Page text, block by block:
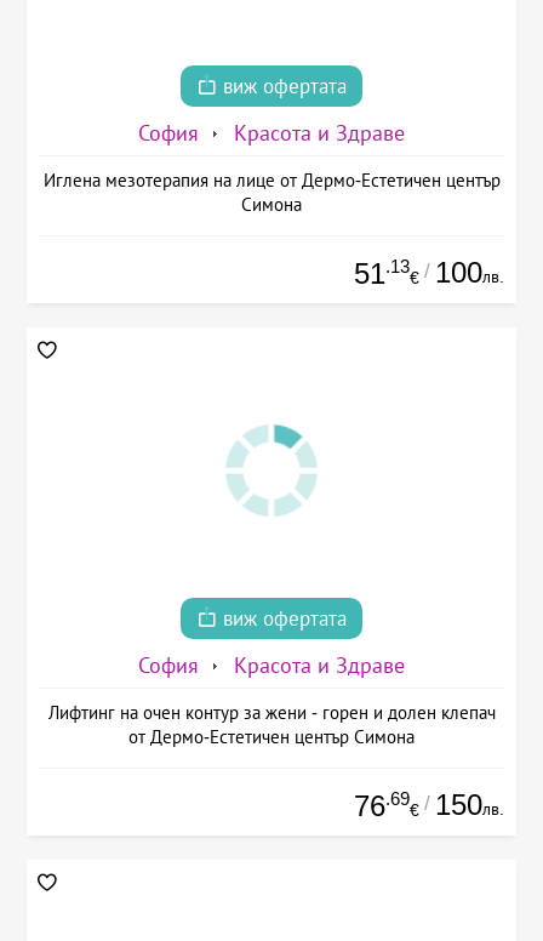
виж офертата
София Красота и Здраве
Иглена мезотерапия на лице от Дермо-Естетичен център
Симона
51.13
€ / 100лв.
виж офертата
София Красота и Здраве
Лифтинг на очен контур за жени - горен и долен клепач
от Дермо-Естетичен център Симона
76.69
€ / 150лв.